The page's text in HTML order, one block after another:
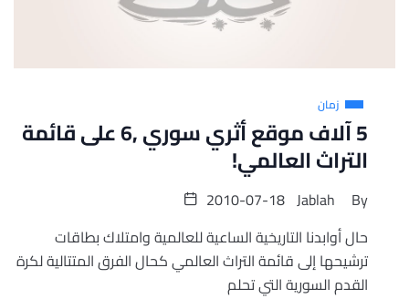
زمان
5 آلاف موقع أثري سوري ,6 على قائمة
التراث العالمي!
By
Jablah
2010-07-18
حال أوابدنا التاريخية الساعية للعالمية وامتلاك بطاقات
ترشيحها إلى قائمة التراث العالمي كحال الفرق المتتالية لكرة
القدم السورية التي تحلم